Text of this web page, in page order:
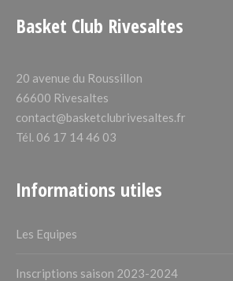
Basket Club Rivesaltes
20 avenue du Roussillon
66600 Rivesaltes
contact@basketclubrivesaltes.fr
Tél. 06 17 14 46 03
Informations utiles
Les Equipes
Inscriptions saison 2023-2024